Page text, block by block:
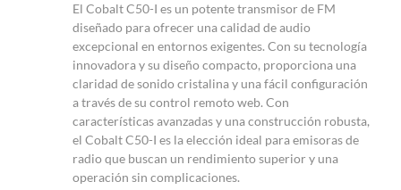
El Cobalt C50-I es un potente transmisor de FM
diseñado para ofrecer una calidad de audio
excepcional en entornos exigentes. Con su tecnología
innovadora y su diseño compacto, proporciona una
claridad de sonido cristalina y una fácil configuración
a través de su control remoto web. Con
características avanzadas y una construcción robusta,
el Cobalt C50-I es la elección ideal para emisoras de
radio que buscan un rendimiento superior y una
operación sin complicaciones.